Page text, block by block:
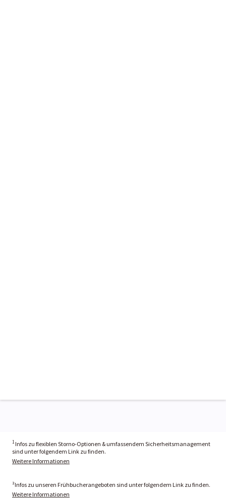
1 Infos zu flexiblen Storno-Optionen & umfassendem Sicherheitsmanagement
sind unter folgendem Link zu finden.
Weitere Informationen
²Infos zu unseren Frühbucherangeboten sind unter folgendem Link zu finden.
Weitere Informationen